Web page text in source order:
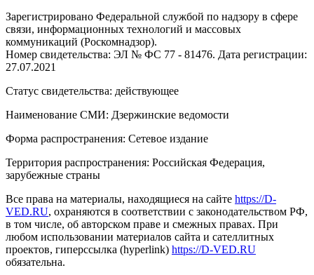
Зарегистрировано Федеральной службой по надзору в сфере
связи, информационных технологий и массовых
коммуникаций (Роскомнадзор).
Номер свидетельства: ЭЛ № ФС 77 - 81476. Дата регистрации:
27.07.2021
Статус свидетельства: действующее
Наименование СМИ: Дзержинские ведомости
Форма распространения: Сетевое издание
Территория распространения: Российская Федерация,
зарубежные страны
Все права на материалы, находящиеся на сайте https://D-
VED.RU, охраняются в соответствии с законодательством РФ,
в том числе, об авторском праве и смежных правах. При
любом использовании материалов сайта и сателлитных
проектов, гиперссылка (hyperlink) https://D-VED.RU
обязательна.